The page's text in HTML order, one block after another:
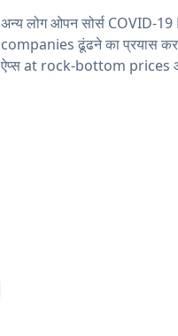
अन्य लोग ओपन सोर्स COVID-
companies ढूंढने का प्रयास
ऐप्स at rock-bottom prices